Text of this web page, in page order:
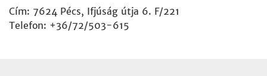
Cím: 7624 Pécs, Ifjúság útja 6. F/221
Telefon: +36/72/503-615